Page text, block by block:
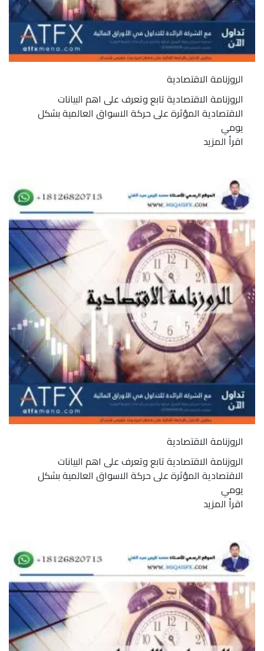
الروزنامة الاقتصادية
الروزنامة الاقتصادية تابع وتعرف على اهم البيانات
الاقتصادية المؤثرة على حركة الاسواق العالمية بشكل
يومي
اقرأ المزيد
الروزنامة الاقتصادية
الروزنامة الاقتصادية تابع وتعرف على اهم البيانات
الاقتصادية المؤثرة على حركة الاسواق العالمية بشكل
يومي
اقرأ المزيد